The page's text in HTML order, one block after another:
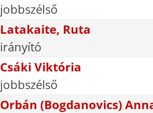
jobbszélső
Latakaite, Ruta
irányító
Csáki Viktória
jobbszélső
Orbán (Bogdanovics)